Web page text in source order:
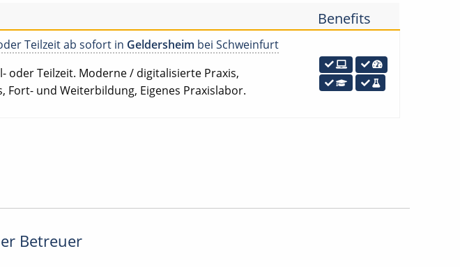
Benefits
Teilzeit ab sofort in Geldersheim bei Schweinfurt
oder Teilzeit. Moderne / digitalisierte Praxis,
Fort- und Weiterbildung, Eigenes Praxislabor.
Betreuer